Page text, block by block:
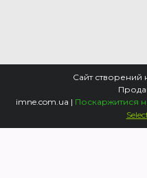
Сайт створений
imne.com.ua | Поскаржитися